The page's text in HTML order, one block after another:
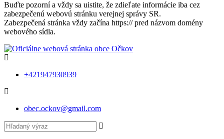
Buďte pozorní a vždy sa uistite, že zdieľate informácie iba cez
zabezpečenú webovú stránku verejnej správy SR.
Zabezpečená stránka vždy začína https:// pred názvom domény
webového sídla.
+421947930939
obec.ockov@gmail.com